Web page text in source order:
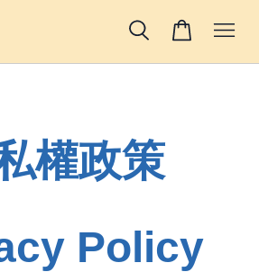
權政策
Policy